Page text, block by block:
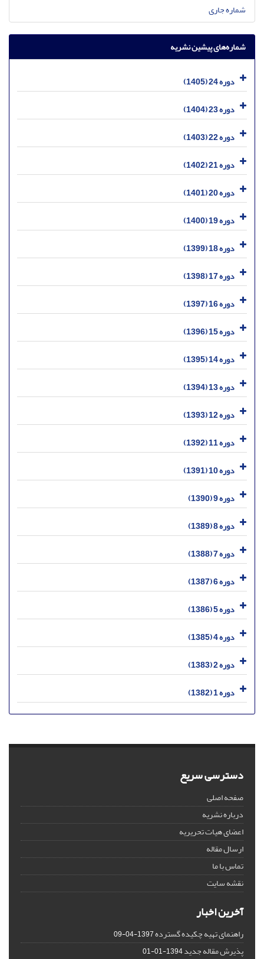
شماره جاری
شماره‌های پیشین نشریه
دوره 24 (1405)
دوره 23 (1404)
دوره 22 (1403)
دوره 21 (1402)
دوره 20 (1401)
دوره 19 (1400)
دوره 18 (1399)
دوره 17 (1398)
دوره 16 (1397)
دوره 15 (1396)
دوره 14 (1395)
دوره 13 (1394)
دوره 12 (1393)
دوره 11 (1392)
دوره 10 (1391)
دوره 9 (1390)
دوره 8 (1389)
دوره 7 (1388)
دوره 6 (1387)
دوره 5 (1386)
دوره 4 (1385)
دوره 2 (1383)
دوره 1 (1382)
دسترسی سریع
صفحه اصلی
درباره نشریه
اعضای هیات تحریریه
ارسال مقاله
تماس با ما
نقشه سایت
آخرین اخبار
راهنمای تهیه چکیده گسترده1397-04-09
پذیرش مقاله جدید1394-01-01